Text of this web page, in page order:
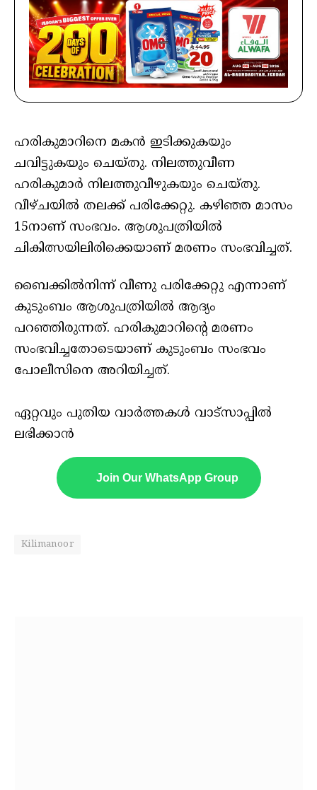
ഹരികുമാറിനെ മകൻ ഇടിക്കുകയും
ചവിട്ടുകയും ചെയ്തു. നിലത്തുവീണ
ഹരികുമാർ നിലത്തുവീഴുകയും ചെയ്തു.
വീഴ്ചയിൽ തലക്ക് പരിക്കേറ്റു. കഴിഞ്ഞ മാസം
15നാണ് സംഭവം. ആശുപത്രിയിൽ
ചികിത്സയിലിരിക്കെയാണ് മരണം സംഭവിച്ചത്.
ബൈക്കിൽനിന്ന് വീണു പരിക്കേറ്റു എന്നാണ്
കുടുംബം ആശുപത്രിയിൽ ആദ്യം
പറഞ്ഞിരുന്നത്. ഹരികുമാറിന്റെ മരണം
സംഭവിച്ചതോടെയാണ് കുടുംബം സംഭവം
പോലീസിനെ അറിയിച്ചത്.
ഏറ്റവും പുതിയ വാർത്തകൾ വാട്സാപ്പിൽ
ലഭിക്കാൻ
Join Our WhatsApp Group
Kilimanoor